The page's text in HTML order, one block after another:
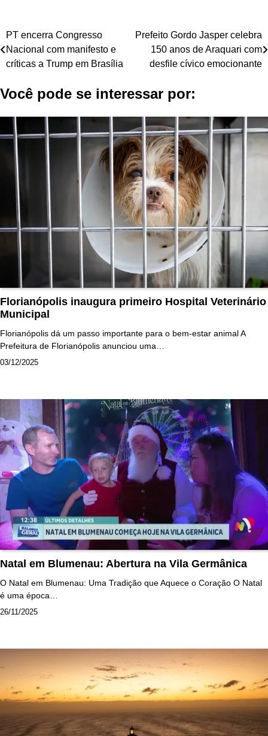
Navegação
de
PT encerra Congresso
Nacional com manifesto e
críticas a Trump em Brasília
Prefeito Gordo Jasper celebra
150 anos de Araquari com
desfile cívico emocionante
Você pode se interessar por:
Florianópolis inaugura primeiro Hospital Veterinário
Municipal
Florianópolis dá um passo importante para o bem-estar animal A
Prefeitura de Florianópolis anunciou uma…
03/12/2025
Natal em Blumenau: Abertura na Vila Germânica
O Natal em Blumenau: Uma Tradição que Aquece o Coração O Natal
é uma época…
26/11/2025